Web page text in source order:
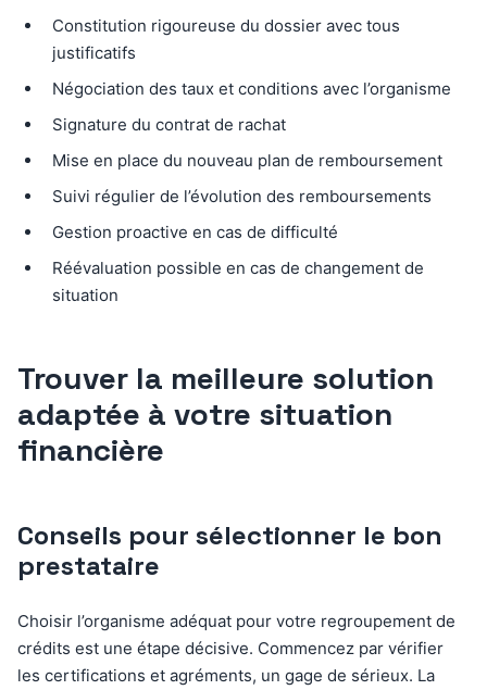
Constitution rigoureuse du dossier avec tous
justificatifs
Négociation des taux et conditions avec l’organisme
Signature du contrat de rachat
Mise en place du nouveau plan de remboursement
Suivi régulier de l’évolution des remboursements
Gestion proactive en cas de difficulté
Réévaluation possible en cas de changement de
situation
Trouver la meilleure solution
adaptée à votre situation
financière
Conseils pour sélectionner le bon
prestataire
Choisir l’organisme adéquat pour votre regroupement de
crédits est une étape décisive. Commencez par vérifier
les certifications et agréments, un gage de sérieux. La